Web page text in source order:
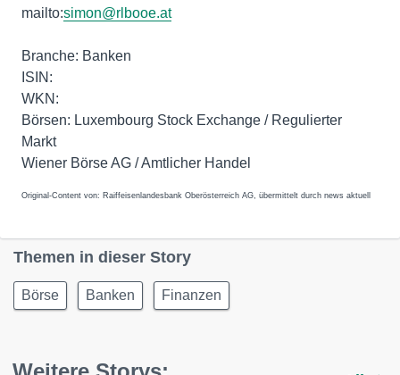
mailto:simon@rlbooe.at
Branche: Banken
ISIN:
WKN:
Börsen: Luxembourg Stock Exchange / Regulierter
Markt
Wiener Börse AG / Amtlicher Handel
Original-Content von: Raiffeisenlandesbank Oberösterreich AG, übermittelt durch news aktuell
Themen in dieser Story
Börse Banken Finanzen